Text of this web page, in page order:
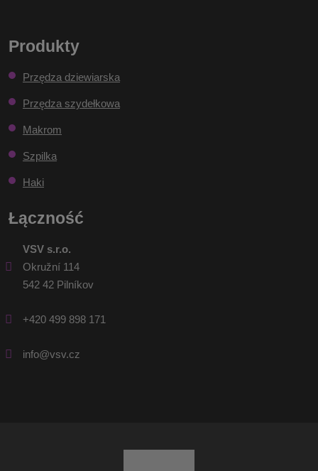
nie może
wysłany
Produkty
Przędza dziewiarska
Przędza szydełkowa
Makrom
Szpilka
Haki
Łączność
VSV s.r.o.
Okružní 114
542 42 Pilníkov
+420 499 898 171
info@vsv.cz